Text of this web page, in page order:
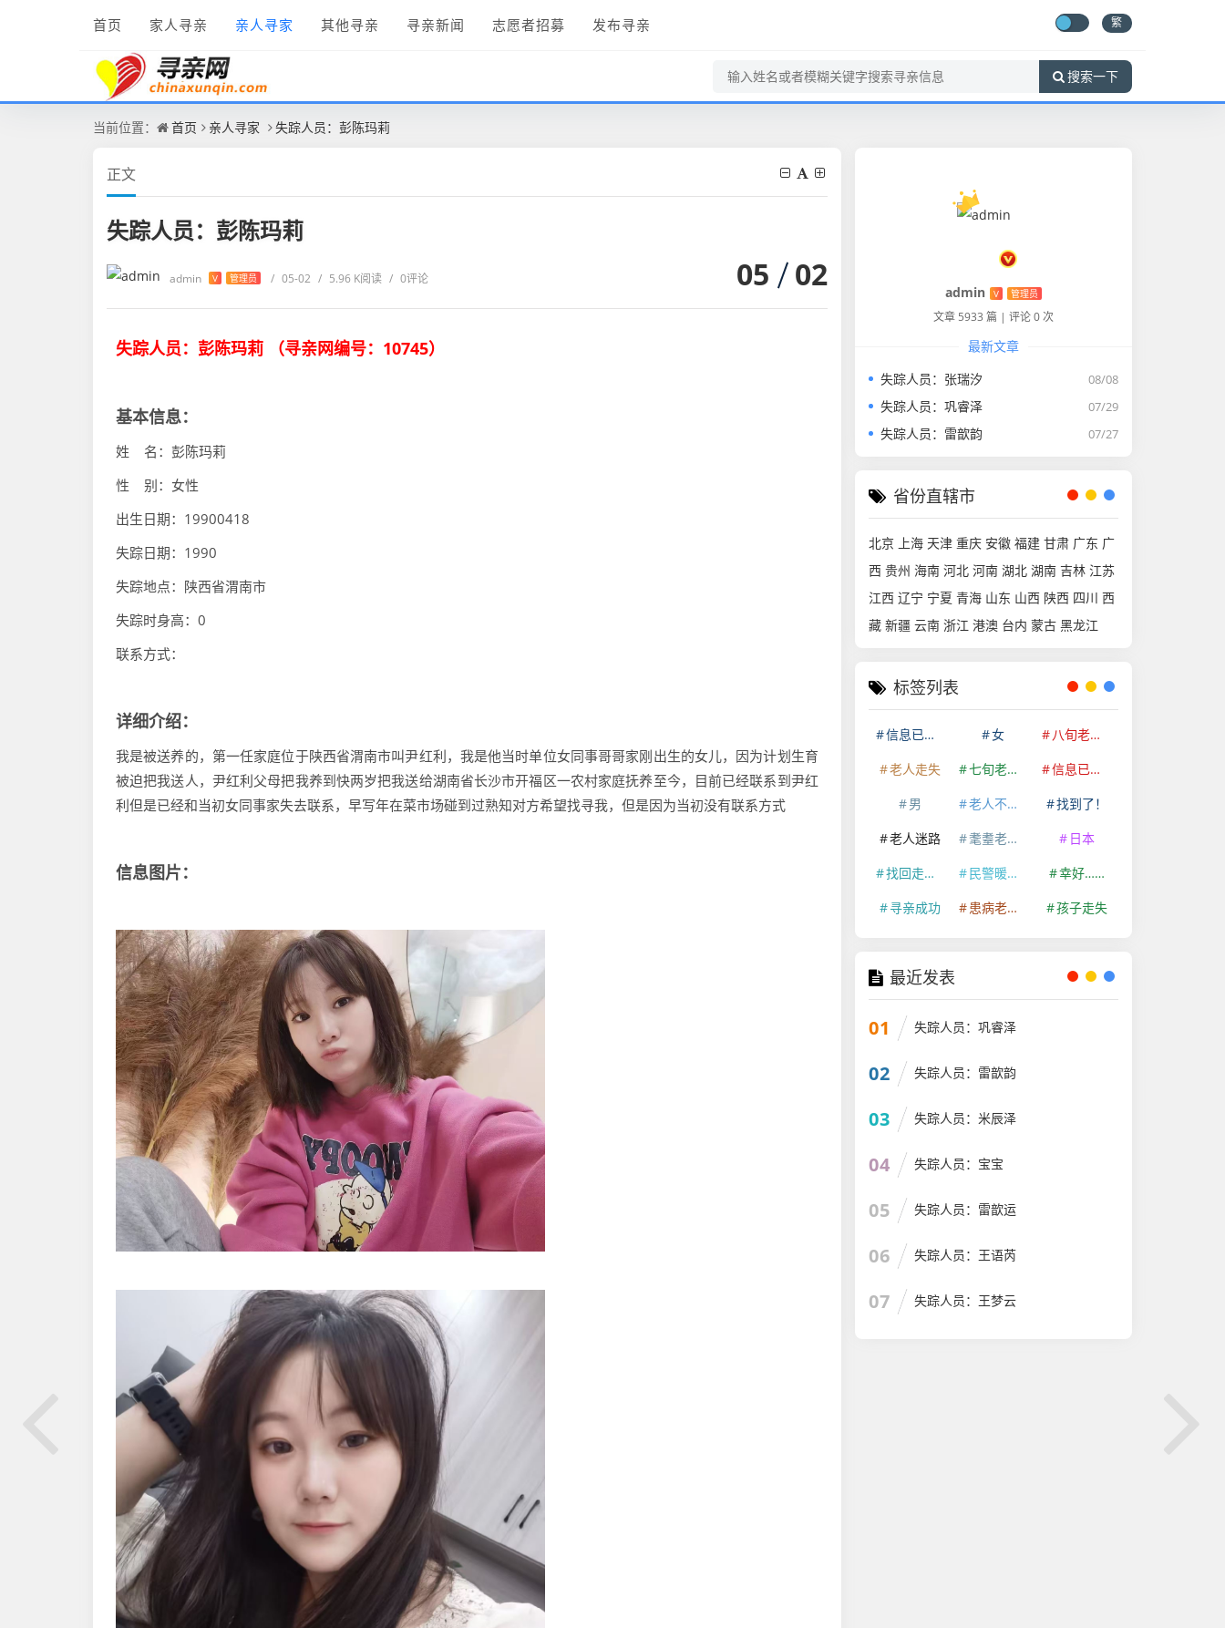
首页 家人寻亲 亲人寻家 其他寻亲 寻亲新闻 志愿者招募 发布寻亲 繁
搜索一下
当前位置： 首页 亲人寻家 失踪人员：彭陈玛莉
正文
失踪人员：彭陈玛莉
admin V 管理员 / 05-02 / 5.96 K阅读 / 0评论 05 02
失踪人员：彭陈玛莉 （寻亲网编号： 10745）
基本信息：
姓 名：彭陈玛莉
性 别：女性
出生日期：19900418
失踪日期：1990
失踪地点：陕西省渭南市
失踪时身高：0
联系方式：
详细介绍：
我是被送养的，第一任家庭位于陕西省渭南市叫尹红利，我是他当时单位女同事哥哥家刚出生的女儿，因为计划生育
被迫把我送人，尹红利父母把我养到快两岁把我送给湖南省长沙市开福区一农村家庭抚养至今，目前已经联系到尹红
利但是已经和当初女同事家失去联系，早写年在菜市场碰到过熟知对方希望找寻我，但是因为当初没有联系方式
信息图片：
admin V 管理员
文章 5933 篇 | 评论 0 次
最新文章
08/08
失踪人员：张瑞汐
07/29
失踪人员：巩睿泽
07/27
失踪人员：雷歆韵
省份直辖市
北京 上海 天津 重庆 安徽 福建 甘肃 广东 广
西 贵州 海南 河北 河南 湖北 湖南 吉林 江苏
江西 辽宁 宁夏 青海 山东 山西 陕西 四川 西
藏 新疆 云南 浙江 港澳 台内 蒙古 黑龙江
标签列表
信息已经删除 女
八旬老人走失
老人走失
七旬老人走失
信息已删除
男
老人不慎走失
找到了！
老人迷路
耄耋老人走失
日本
找回走失老人
民警暖心救助
幸好……
寻亲成功
患病老人走失 孩子走失
最近发表
01 失踪人员：巩睿泽
02 失踪人员：雷歆韵
03 失踪人员：米辰泽
04 失踪人员：宝宝
05 失踪人员：雷歆运
06 失踪人员：王语芮
07 失踪人员：王梦云